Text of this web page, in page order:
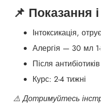
📌 Показання
Інтоксикація,
Алергія — 30 мл
Після
Курс: 2-4 тижні
⚠️ Дотримуйтесь